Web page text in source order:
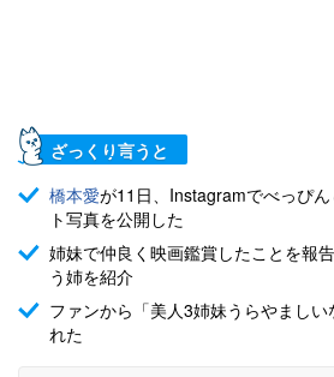
ざっくり言うと
橋本愛が11日、Instagramでべっぴ
ト写真を公開した
姉妹で仲良く映画鑑賞したことを報
う姉を紹介
ファンから「美人3姉妹うらやまし
れた